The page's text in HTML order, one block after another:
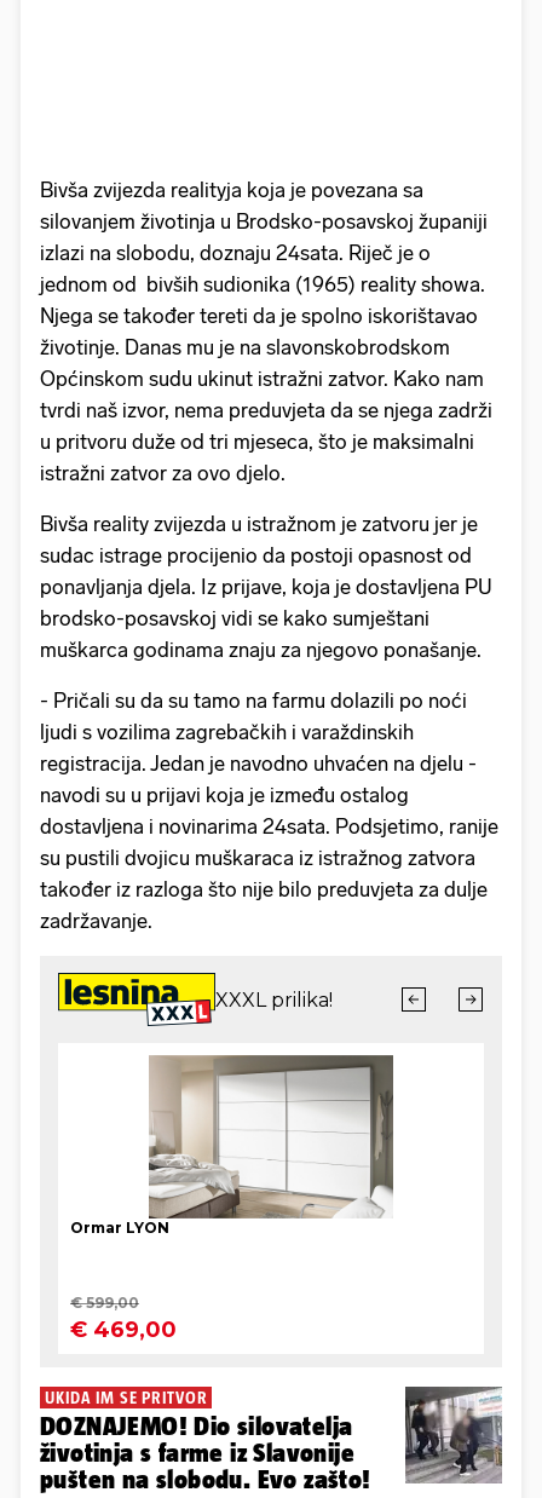
Bivša zvijezda realityja koja je povezana sa
silovanjem životinja u Brodsko-posavskoj županiji
izlazi na slobodu, doznaju 24sata. Riječ je o
jednom od bivših sudionika (1965) reality showa.
Njega se također tereti da je spolno iskorištavao
životinje. Danas mu je na slavonskobrodskom
Općinskom sudu ukinut istražni zatvor. Kako nam
tvrdi naš izvor, nema preduvjeta da se njega zadrži
u pritvoru duže od tri mjeseca, što je maksimalni
istražni zatvor za ovo djelo.
Bivša reality zvijezda u istražnom je zatvoru jer je
sudac istrage procijenio da postoji opasnost od
ponavljanja djela. Iz prijave, koja je dostavljena PU
brodsko-posavskoj vidi se kako sumještani
muškarca godinama znaju za njegovo ponašanje.
- Pričali su da su tamo na farmu dolazili po noći
ljudi s vozilima zagrebačkih i varaždinskih
registracija. Jedan je navodno uhvaćen na djelu -
navodi su u prijavi koja je između ostalog
dostavljena i novinarima 24sata. Podsjetimo, ranije
su pustili dvojicu muškaraca iz istražnog zatvora
također iz razloga što nije bilo preduvjeta za dulje
zadržavanje.
UKIDA IM SE PRITVOR
DOZNAJEMO! Dio silovatelja
životinja s farme iz Slavonije
pušten na slobodu. Evo zašto!